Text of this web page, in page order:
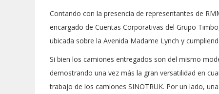
Contando con la presencia de representantes de
encargado de Cuentas Corporativas del Grupo
ubicada sobre la Avenida Madame Lynch y
Si bien los camiones entregados son del mismo
demostrando una vez más la gran versatilidad en
trabajo de los camiones SINOTRUK. Por un lado,